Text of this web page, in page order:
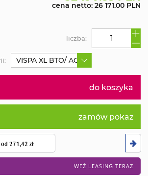
cena netto: 26 171.00 PLN
do koszyka
zamów pokaz
od 271,42 zł
WEŹ LEASING TERAZ
liczba:
VISPA XL BTO/ AGM